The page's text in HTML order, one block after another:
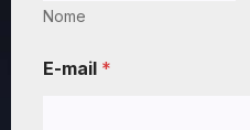
Nome
E-mail *